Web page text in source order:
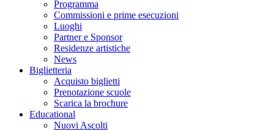
Programma
Commissioni e prime esecuzioni
Luoghi
Partner e Sponsor
Residenze artistiche
News
Biglietteria
Acquisto biglietti
Prenotazione scuole
Scarica la brochure
Educational
Nuovi Ascolti